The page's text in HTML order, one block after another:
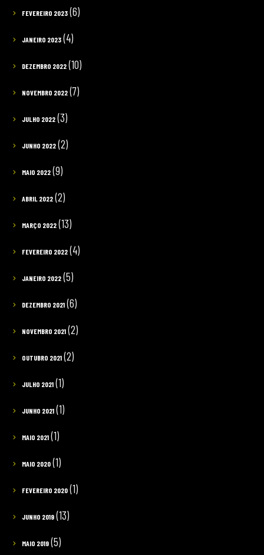
FEVEREIRO 2023(6)
JANEIRO 2023(4)
DEZEMBRO 2022(10)
NOVEMBRO 2022(7)
JULHO 2022(3)
JUNHO 2022(2)
MAIO 2022(9)
ABRIL 2022(2)
MARÇO 2022(13)
FEVEREIRO 2022(4)
JANEIRO 2022(5)
DEZEMBRO 2021(6)
NOVEMBRO 2021(2)
OUTUBRO 2021(2)
JULHO 2021(1)
JUNHO 2021(1)
MAIO 2021(1)
MAIO 2020(1)
FEVEREIRO 2020(1)
JUNHO 2019(13)
MAIO 2019(5)